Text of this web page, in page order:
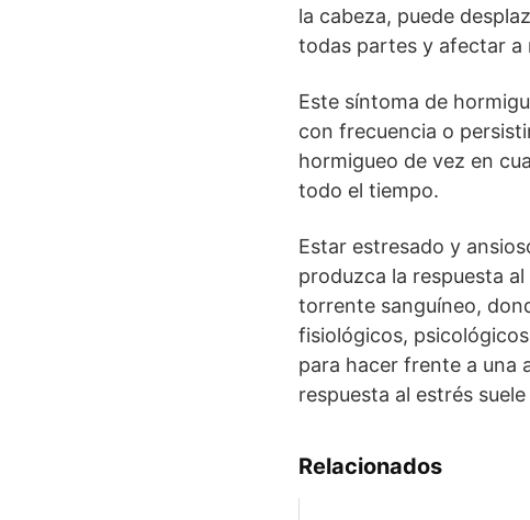
la cabeza, puede
todas partes y afectar a
Este síntoma de
con frecuencia o
hormigueo de vez en
todo el tiempo.
Estar estresado y
produzca la respuesta
torrente sanguíneo,
fisiológicos,
para hacer frente a una
respuesta al estrés
Relacionados